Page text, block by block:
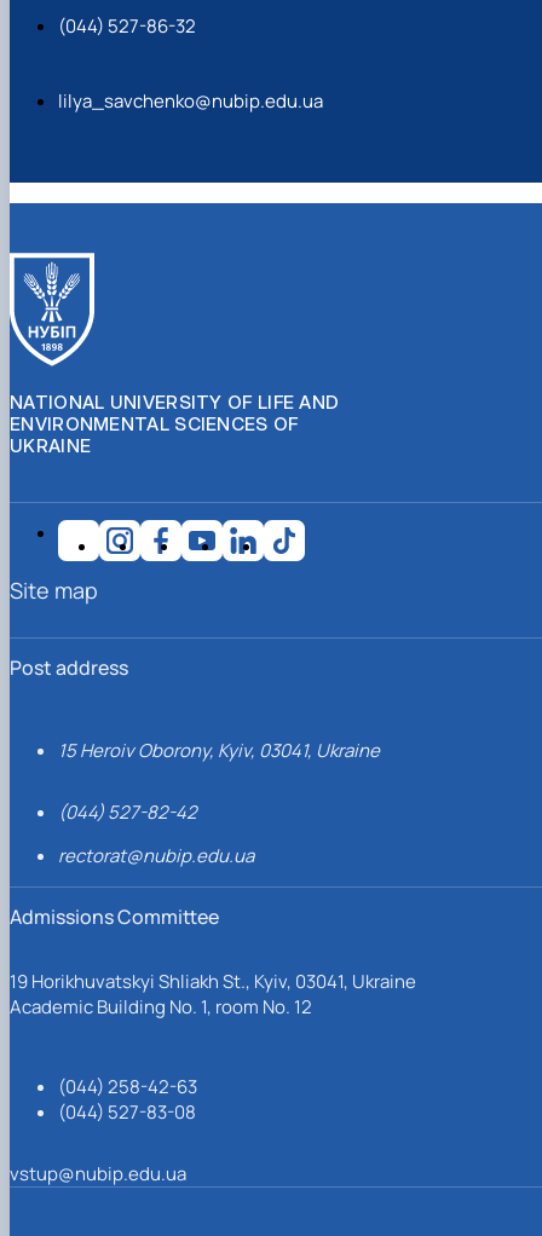
(044) 527-86-32
lilya_savchenko@nubip.edu.ua
NATIONAL UNIVERSITY OF LIFE AND
ENVIRONMENTAL SCIENCES OF
UKRAINE
Post address
15 Heroiv Oborony, Kyiv, 03041, Ukraine
(044) 527-82-42
rectorat@nubip.edu.ua
Admissions Committee
19 Horikhuvatskyi Shliakh St., Kyiv, 03041, Ukraine
Academic Building No. 1, room No. 12
(044) 258-42-63
(044) 527-83-08
vstup@nubip.edu.ua
Site map